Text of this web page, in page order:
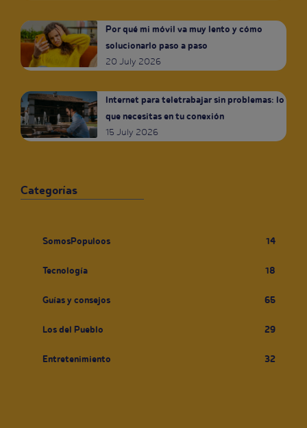
Por qué mi móvil va muy lento y cómo
solucionarlo paso a paso
20 July 2026
Internet para teletrabajar sin problemas: lo
que necesitas en tu conexión
15 July 2026
Categorías
SomosPopuloos 14
Tecnología 18
Guías y consejos 65
Los del Pueblo 29
Entretenimiento 32